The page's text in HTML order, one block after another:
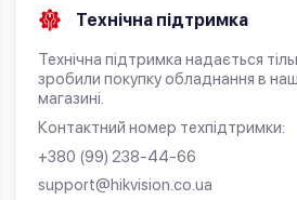
Технічна підтримка
Технічна підтримка надається
зробили покупку обладнання в
магазині.
Контактний номер техпідтримки:
+380 (99) 238-44-66
support@hikvision.co.ua